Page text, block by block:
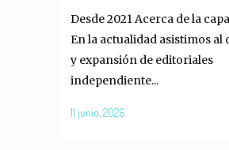
Desde 2021 Acerca de la
En la actualidad asistimos al
y expansión de editoriales
independiente...
11 junio, 2026